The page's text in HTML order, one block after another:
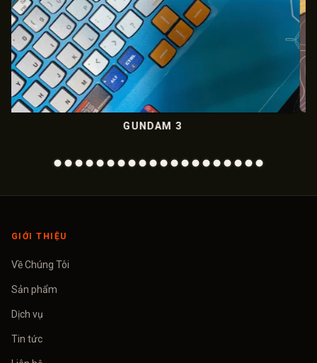
GIỚI THIỆU
Về Chúng Tôi
Sản phẩm
Dịch vụ
Tin tức